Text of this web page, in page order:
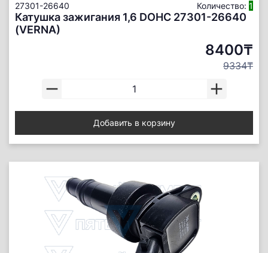
27301-26640 Количество: 1
Катушка зажигания 1,6 DOHC 27301-26640
(VERNA)
8400₸
9334₸
Добавить в корзину